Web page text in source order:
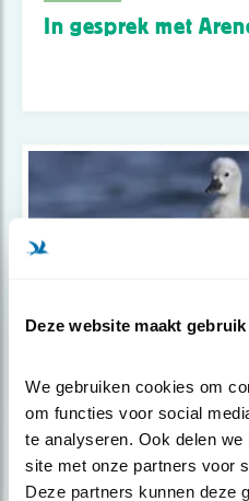
Deze website maakt
We gebruiken cookies om
om functies voor social
te analyseren. Ook delen
site met onze partners voor
Deze partners kunnen deze
In gesprek met
Tip
De offers van